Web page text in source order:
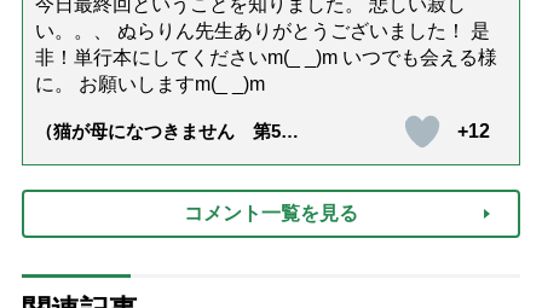
今日最終回ということを知りました。 悲しい寂し
い。。、 ぬらりん先生ありがとうございました！ 是
非！単行本にしてくださいm(_ _)m いつでも会える様
に。 お願いしますm(_ _)m
（猫が母になつきません 第500
+12
コメント一覧を見る